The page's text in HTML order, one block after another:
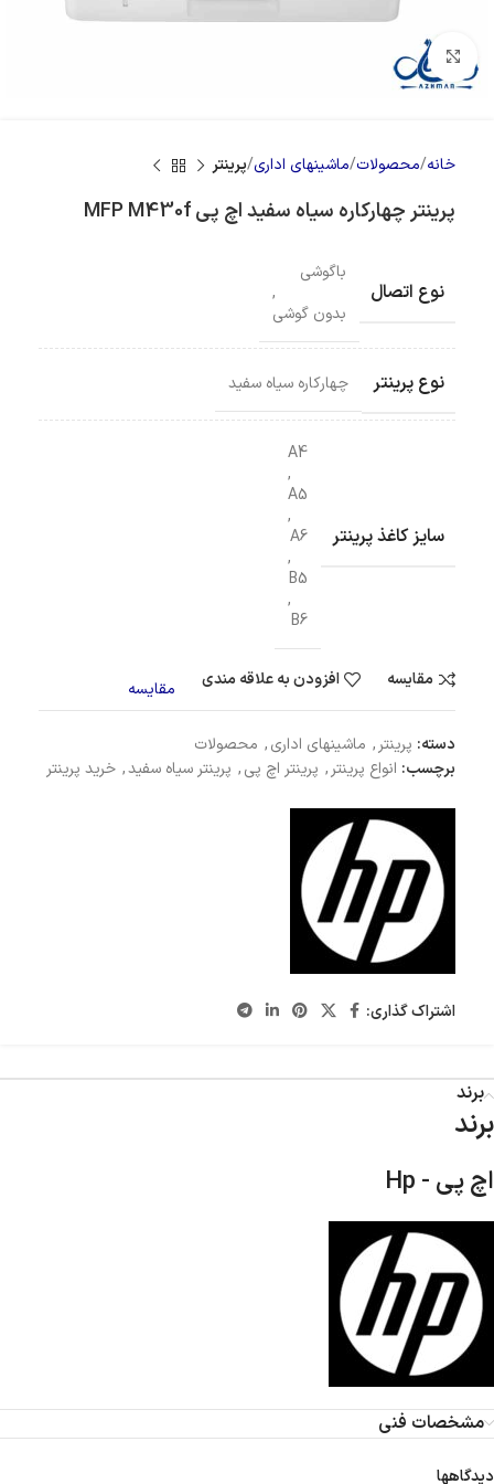
بزرگنمایی تصویر
خانه محصولات ماشینهای اداری پرینتر
پرینتر چهارکاره سیاه سفید اچ پی MFP M430f
نوع اتصال
باگوشی
,
بدون گوشی
نوع پرینتر چهارکاره سیاه سفید
سایز کاغذ پرینتر
A4
,
A5
,
A6
,
B5
,
B6
مقایسه افزودن به علاقه مندی مقایسه
دسته: پرینتر , ماشینهای اداری, محصولات
برچسب: انواع پرینتر , پرینتر اچ پی, پرینتر سیاه سفید, خرید پرینتر
اشتراک گذاری:
برند
برند
اچ پی - Hp
مشخصات فنی
دیدگاهها